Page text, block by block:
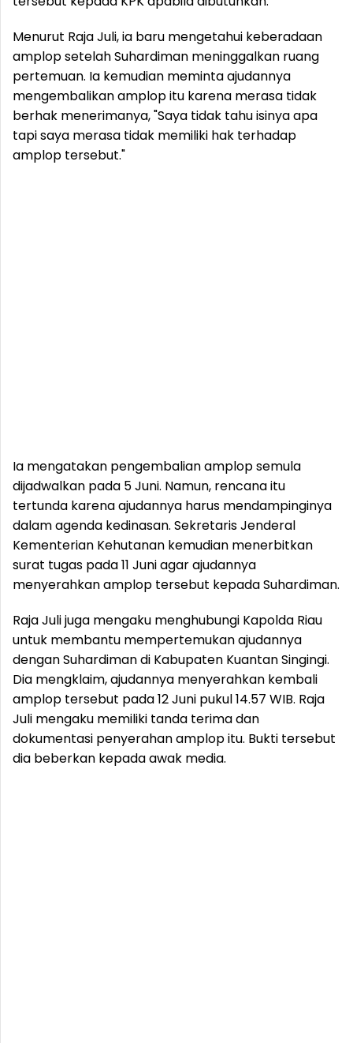
Menurut Raja Juli, ia baru mengetahui keberadaan
amplop setelah Suhardiman meninggalkan ruang
pertemuan. Ia kemudian meminta ajudannya
mengembalikan amplop itu karena merasa tidak
berhak menerimanya, "Saya tidak tahu isinya apa
tapi saya merasa tidak memiliki hak terhadap
amplop tersebut."
Ia mengatakan pengembalian amplop semula
dijadwalkan pada 5 Juni. Namun, rencana itu
tertunda karena ajudannya harus mendampinginya
dalam agenda kedinasan. Sekretaris Jenderal
Kementerian Kehutanan kemudian menerbitkan
surat tugas pada 11 Juni agar ajudannya
menyerahkan amplop tersebut kepada Suhardiman.
Raja Juli juga mengaku menghubungi Kapolda Riau
untuk membantu mempertemukan ajudannya
dengan Suhardiman di Kabupaten Kuantan Singingi.
Dia mengklaim, ajudannya menyerahkan kembali
amplop tersebut pada 12 Juni pukul 14.57 WIB. Raja
Juli mengaku memiliki tanda terima dan
dokumentasi penyerahan amplop itu. Bukti tersebut
dia beberkan kepada awak media.